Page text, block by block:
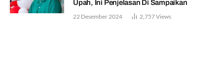
Upah, Ini Penjelasan Di Sampaikan
22 Desember 2024 2,757Views